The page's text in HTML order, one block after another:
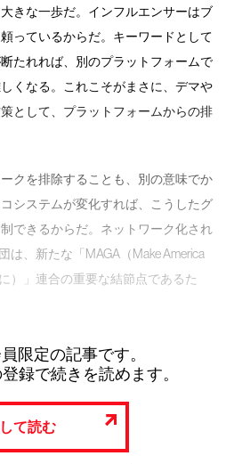
きな一歩だ。インフルエンサーはブ
っているからだ。キーワードとして
たれれば、別のプラットフォームで
くなる。これこそがまさに、デマや
として、プラットフォームからの排
クを排除することも、別の意味でか
システムが変化すれば、こうしたグ
できるからだ。ネットワーク化され
は、新たな「MAGA（Make America
）」連合の重要な結節点であるた
限定の記事です。
録で続きを読めます。
て読む